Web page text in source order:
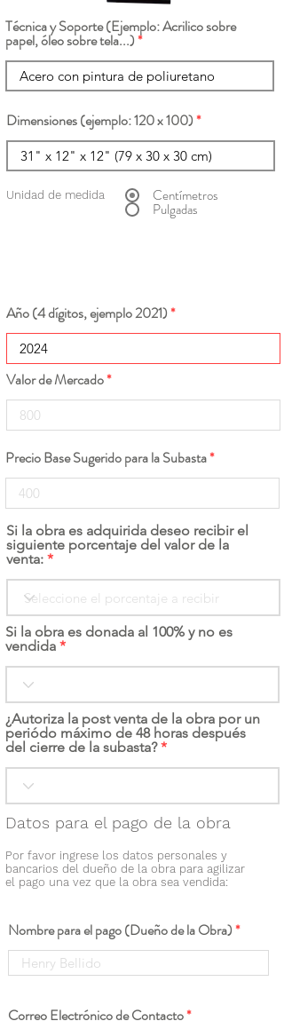
Técnica y Soporte (Ejemplo: Acrilico sobre
papel, óleo sobre tela...)
Dimensiones (ejemplo: 120 x 100)
Unidad de medida Centímetros
Pulgadas
Año (4 dígitos, ejemplo 2021)
Valor de Mercado
Precio Base Sugerido para la Subasta
Si la obra es adquirida deseo recibir el
siguiente porcentaje del valor de la
venta:
Si la obra es donada al 100% y no es
vendida
¿Autoriza la post venta de la obra por un
periódo máximo de 48 horas después
del cierre de la subasta?
Datos para el pago de la obra
Por favor ingrese los datos personales y
bancarios del dueño de la obra para agilizar
el pago una vez que la obra sea vendida:
Nombre para el pago (Dueño de la Obra)
Correo Electrónico de Contacto